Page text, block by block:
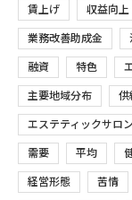
賃上げ 収益向上
業務改善助成金
融資 特色
主要地域分布 供
エステティックサロン
需要 平均
経営形態 苦情